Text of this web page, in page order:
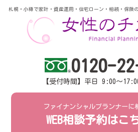
札幌・小樽で家計・資産運用・住宅ローン・相続・保険
0120-
【受付時間】平日 9:00～
ファイナンシャルプランナーに
WEB相談予約はこ